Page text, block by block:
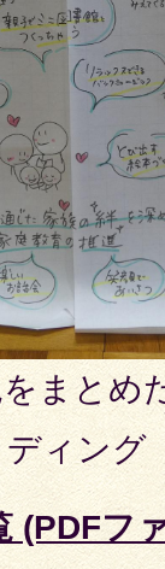
まとめ
ディング
(PDFフ